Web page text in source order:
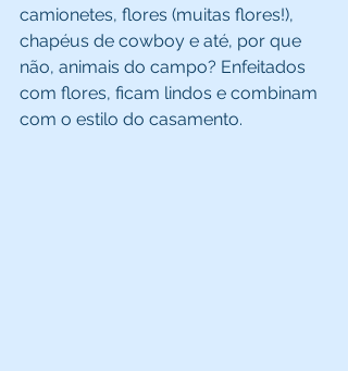
camionetes, flores (muitas flores!),
chapéus de cowboy e até, por que
não, animais do campo? Enfeitados
com flores, ficam lindos e combinam
com o estilo do casamento.